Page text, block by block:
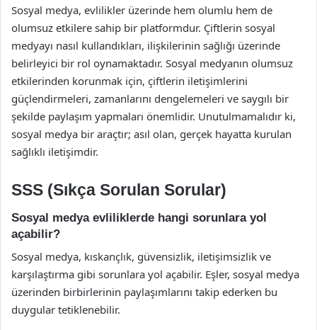
Sosyal medya, evlilikler üzerinde hem olumlu hem de
olumsuz etkilere sahip bir platformdur. Çiftlerin sosyal
medyayı nasıl kullandıkları, ilişkilerinin sağlığı üzerinde
belirleyici bir rol oynamaktadır. Sosyal medyanın olumsuz
etkilerinden korunmak için, çiftlerin iletişimlerini
güçlendirmeleri, zamanlarını dengelemeleri ve saygılı bir
şekilde paylaşım yapmaları önemlidir. Unutulmamalıdır ki,
sosyal medya bir araçtır; asıl olan, gerçek hayatta kurulan
sağlıklı iletişimdir.
SSS (Sıkça Sorulan Sorular)
Sosyal medya evliliklerde hangi sorunlara yol
açabilir?
Sosyal medya, kıskançlık, güvensizlik, iletişimsizlik ve
karşılaştırma gibi sorunlara yol açabilir. Eşler, sosyal medya
üzerinden birbirlerinin paylaşımlarını takip ederken bu
duygular tetiklenebilir.